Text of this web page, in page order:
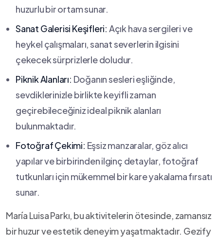
huzurlu⁤ bir ortam sunar.
Sanat‌ Galerisi Keşifleri: Açık hava sergileri ve
heykel​ çalışmaları, sanat severlerin ilgisini‌
çekecek⁣ sürprizlerle doludur.
Piknik Alanları: Doğanın sesleri eşliğinde,
sevdiklerinizle birlikte keyifli zaman
geçirebileceğiniz ‌ideal piknik alanları
bulunmaktadır.
Fotoğraf Çekimi: Eşsiz manzaralar, göz alıcı
⁣yapılar ve birbirinden⁢ ilginç detaylar, fotoğraf
tutkunları için mükemmel bir kare yakalama fırsatı⁣
sunar.
María⁤ Luisa​ Parkı, bu aktivitelerin ötesinde, zamansız
bir ⁣huzur ve estetik deneyim yaşatmaktadır. Gezify